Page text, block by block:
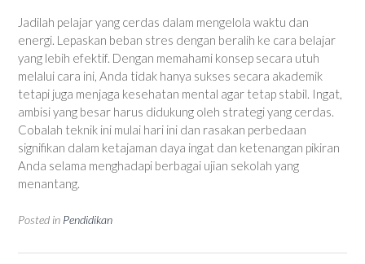
Jadilah pelajar yang cerdas dalam mengelola waktu dan
energi. Lepaskan beban stres dengan beralih ke cara belajar
yang lebih efektif. Dengan memahami konsep secara utuh
melalui cara ini, Anda tidak hanya sukses secara akademik
tetapi juga menjaga kesehatan mental agar tetap stabil. Ingat,
ambisi yang besar harus didukung oleh strategi yang cerdas.
Cobalah teknik ini mulai hari ini dan rasakan perbedaan
signifikan dalam ketajaman daya ingat dan ketenangan pikiran
Anda selama menghadapi berbagai ujian sekolah yang
menantang.
Posted in Pendidikan